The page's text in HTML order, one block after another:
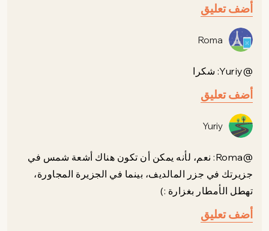
أضف تعليق
Roma
@Yuriy: شكرا
أضف تعليق
Yuriy
@Roma: نعم، لأنه يمكن أن تكون هناك أشعة شمس في
جزيرتك في جزر المالديف، بينما في الجزيرة المجاورة،
تهطل الأمطار بغزارة :)
أضف تعليق